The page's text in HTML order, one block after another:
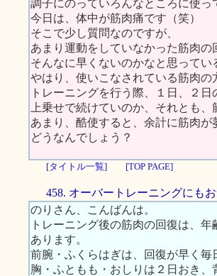
調子にのっていろんなところに使っ
今日は、体中が筋肉痛です（笑）
そこで少し質問なのですが、
あまり運動をしていなかった筋肉の
そんなに早くないのかなと思って
やはり、使いこなされている筋肉の
トレーニングを行う際、１日、２
上乗せで続けていのか、それとも
あまり、酷使すると、余計に筋肉
どうなんでしょう？
[タイトル一覧] [TOP PAGE]
458. オーバートレーニングにも
のりさん、こんばんは。
トレーニング後の筋肉の回復は、
あります。
前腕・ふくらはぎは、回復が早く
胸・ふともも・おしりは２日おき